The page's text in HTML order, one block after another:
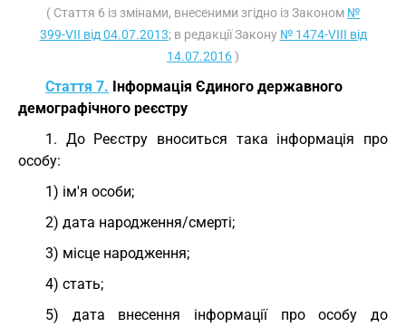
( Стаття 6 із змінами, внесеними згідно із Законом №
399-VII від 04.07.2013; в редакції Закону № 1474-VIII від
14.07.2016)
Стаття 7. Інформація Єдиного державного
демографічного реєстру
1. До Реєстру вноситься така інформація про
особу:
1) ім'я особи;
2) дата народження/смерті;
3) місце народження;
4) стать;
5) дата внесення інформації про особу до